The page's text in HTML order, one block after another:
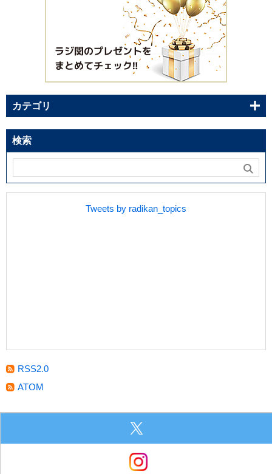
カテゴリ
検索
Tweets by radikan_topics
RSS2.0
ATOM